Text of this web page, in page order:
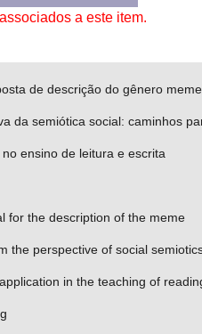
a este item.
de descrição do gênero
da semiótica social: caminhos
ensino de leitura e escrita
for the description of the meme
the perspective of social
in the teaching of